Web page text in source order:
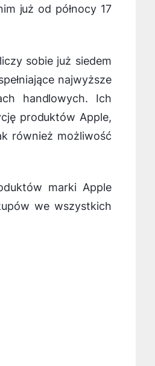
już od północy 17
sobie już siedem
najwyższe
handlowych. Ich
produktów Apple,
również możliwość
marki Apple
we wszystkich